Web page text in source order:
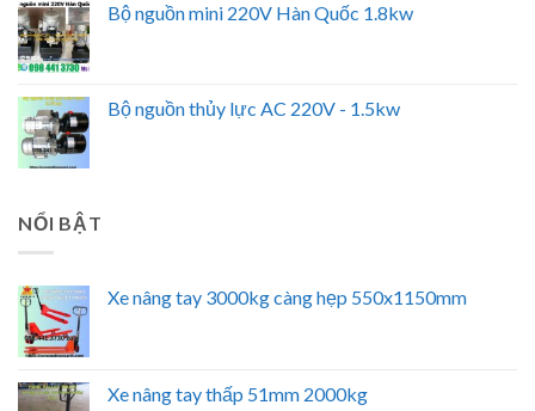
Bộ nguồn mini 220V Hàn Quốc 1.8kw
Bộ nguồn thủy lực AC 220V - 1.5kw
NỔI BẬT
Xe nâng tay 3000kg càng hẹp 550x1150mm
Xe nâng tay thấp 51mm 2000kg